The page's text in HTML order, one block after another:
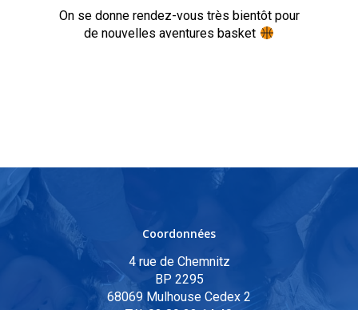
On se donne rendez-vous très bientôt pour
de nouvelles aventures basket
Coordonnées
4 rue de Chemnitz
BP 2295
68069 Mulhouse Cedex 2